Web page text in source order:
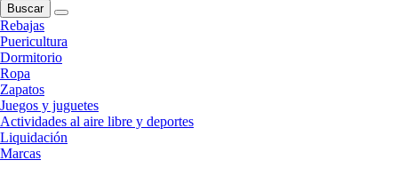
Buscar
Rebajas
Puericultura
Dormitorio
Ropa
Zapatos
Juegos y juguetes
Actividades al aire libre y deportes
Liquidación
Marcas